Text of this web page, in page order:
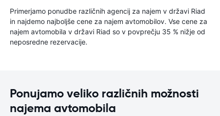
Primerjamo ponudbe različnih agencij za najem v državi Riad
in najdemo najboljše cene za najem avtomobilov. Vse cene za
najem avtomobila v državi Riad so v povprečju 35 % nižje od
neposredne rezervacije.
Ponujamo veliko različnih možnosti
najema avtomobila